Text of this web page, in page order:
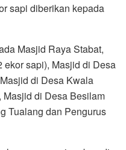
sapi diberikan kepada
Masjid Raya Stabat,
sapi), Masjid di Desa
di Desa Kwala
di Desa Besilam
Tualang dan Pengurus